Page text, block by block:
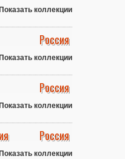
коллекции
Россия
коллекции
Россия
коллекции
Россия
коллекции